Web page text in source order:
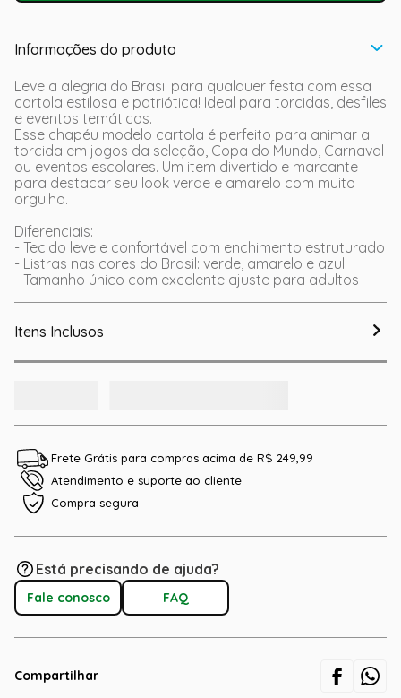
Informações do produto
Leve a alegria do Brasil para qualquer festa com essa
cartola estilosa e patriótica! Ideal para torcidas, desfiles
e eventos temáticos.
Esse chapéu modelo cartola é perfeito para animar a
torcida em jogos da seleção, Copa do Mundo, Carnaval
ou eventos escolares. Um item divertido e marcante
para destacar seu look verde e amarelo com muito
orgulho.
Diferenciais:
- Tecido leve e confortável com enchimento estruturado
- Listras nas cores do Brasil: verde, amarelo e azul
- Tamanho único com excelente ajuste para adultos
Itens Inclusos
Frete Grátis para compras acima de R$ 249,99
Atendimento e suporte ao cliente
Compra segura
Está precisando de ajuda?
Fale conosco FAQ
Compartilhar